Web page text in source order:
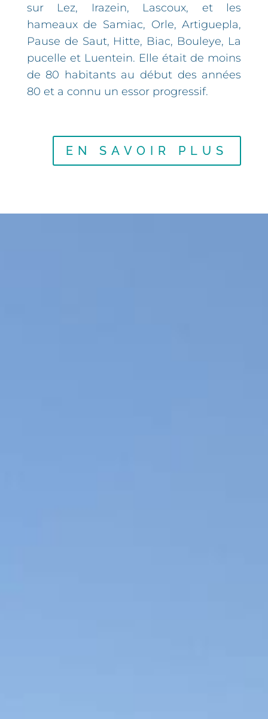
sur Lez, Irazein, Lascoux, et les
hameaux de Samiac, Orle, Artiguepla,
Pause de Saut, Hitte, Biac, Bouleye, La
pucelle et Luentein. Elle était de moins
de 80 habitants au début des années
80 et a connu un essor progressif.
EN SAVOIR PLUS